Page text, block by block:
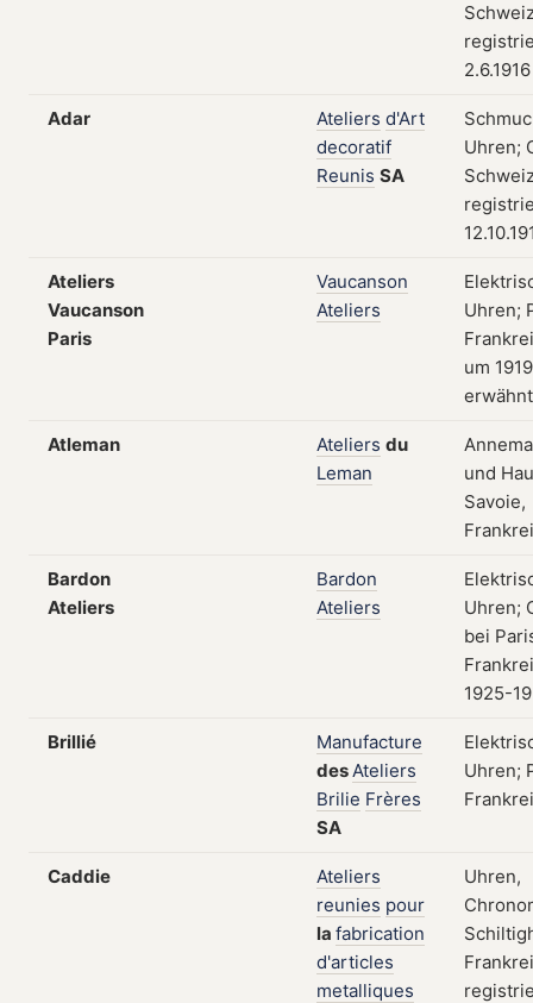
2.6.1916
Adar Ateliers d'Art
decoratif
Reunis SA
Uhren;
Ateliers
Vaucanson
Paris
Vaucanson
Ateliers
Uhren;
um 1919
erwähnt
Atleman Ateliers du
Leman
und
Savoie,
Bardon
Ateliers
Bardon
Ateliers
Uhren;
bei
1925-
Brillié
Manufacture
desAteliers
Brilie Frères
SA
Uhren;
Caddie
Ateliers
reunies pour
la fabrication
d'articles
metalliques
Uhren,